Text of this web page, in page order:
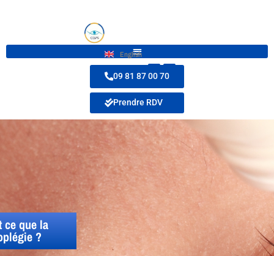
English
09 81 87 00 70
Prendre RDV
ce que la
?